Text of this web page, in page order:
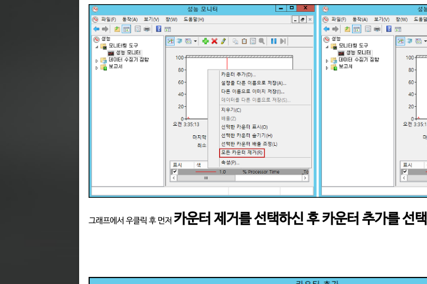
그래프에서 우클릭 후 먼저 카운터 제거를 선택하신 후 카운터 추가를 선택